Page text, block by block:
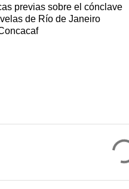
previas sobre el cónclave
de Río de Janeiro